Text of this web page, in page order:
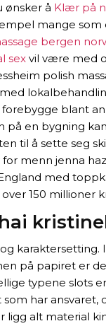
ønsker å Klær på
mange
bergen
sex vil være med
polish
blant
en bygning
til å sette seg
menn jenna
med
150 millioner
karaktersetting.
på papiret er
typene slots
har ansvaret,
alt material